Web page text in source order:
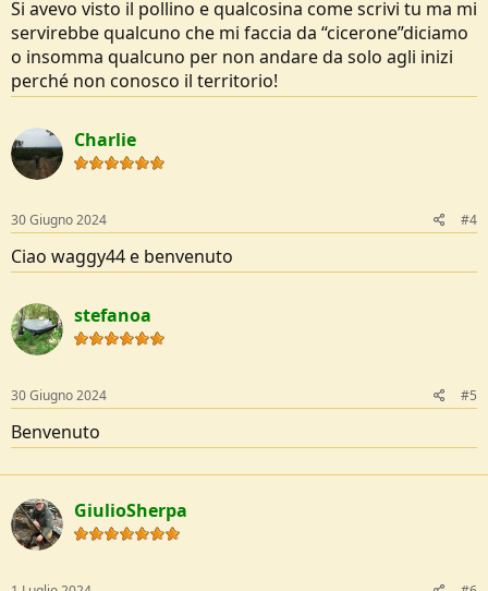
Si avevo visto il pollino e qualcosina come scrivi tu ma mi
servirebbe qualcuno che mi faccia da “cicerone”diciamo
o insomma qualcuno per non andare da solo agli inizi
perché non conosco il territorio!
Charlie
30 Giugno 2024 #4
Ciao waggy44 e benvenuto
stefanoa
30 Giugno 2024 #5
Benvenuto
GiulioSherpa